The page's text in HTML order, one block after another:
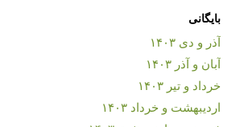
بایگانی
آذر و دی ۱۴۰۳
آبان و آذر ۱۴۰۳
خرداد و تیر ۱۴۰۳
اردیبهشت و خرداد ۱۴۰۳